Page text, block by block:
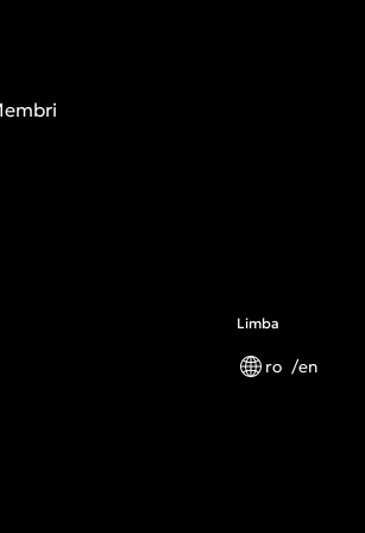
Limba
ro en